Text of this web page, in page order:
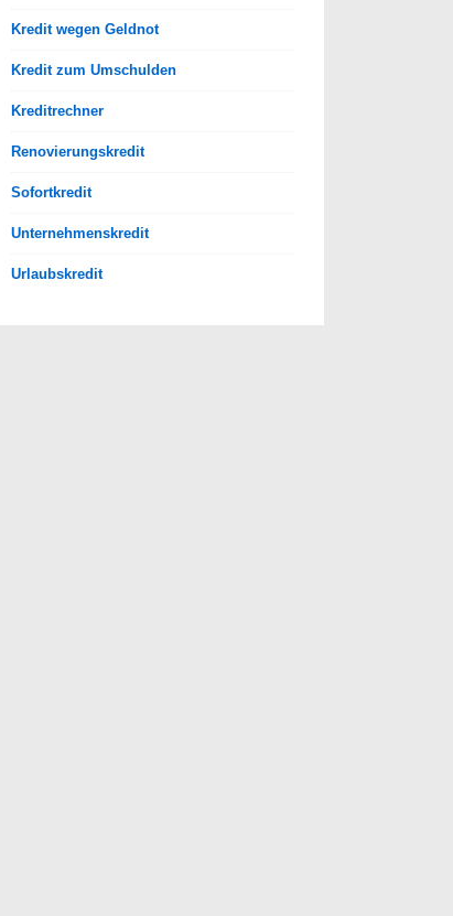
Kredit wegen Geldnot
Kredit zum Umschulden
Kreditrechner
Renovierungskredit
Sofortkredit
Unternehmenskredit
Urlaubskredit